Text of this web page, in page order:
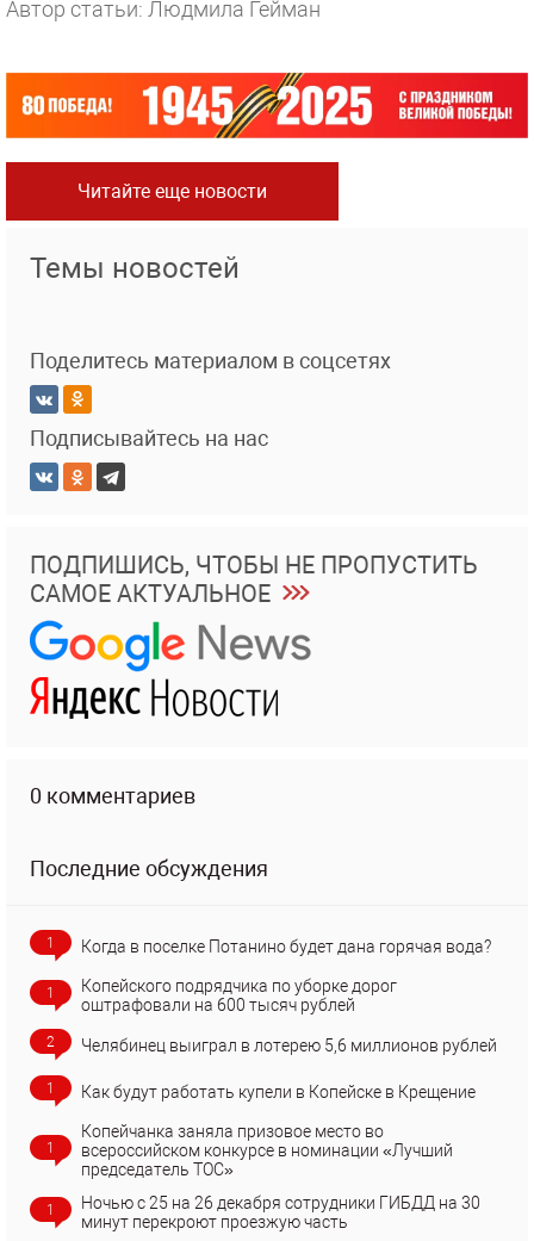
Автор статьи: Людмила Гейман
Читайте еще новости
Темы новостей
Поделитесь материалом в соцсетях
Подписывайтесь на нас
ПОДПИШИСЬ, ЧТОБЫ НЕ ПРОПУСТИТЬ
САМОЕ АКТУАЛЬНОЕ
0 комментариев
Последние обсуждения
1 Когда в поселке Потанино будет дана горячая вода?
1
Копейского подрядчика по уборке дорог
оштрафовали на 600 тысяч рублей
2 Челябинец выиграл в лотерею 5,6 миллионов рублей
1 Как будут работать купели в Копейске в Крещение
1
Копейчанка заняла призовое место во
всероссийском конкурсе в номинации «Лучший
председатель ТОС»
1
Ночью с 25 на 26 декабря сотрудники ГИБДД на 30
минут перекроют проезжую часть